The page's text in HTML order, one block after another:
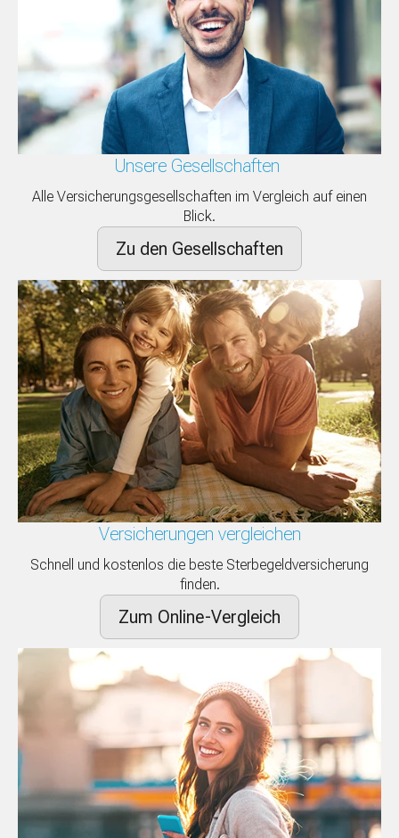
Unsere Gesellschaften
Alle Versicherungsgesellschaften im Vergleich auf einen
Blick.
Zu den Gesellschaften
Versicherungen vergleichen
Schnell und kostenlos die beste Sterbegeldversicherung
finden.
Zum Online-Vergleich